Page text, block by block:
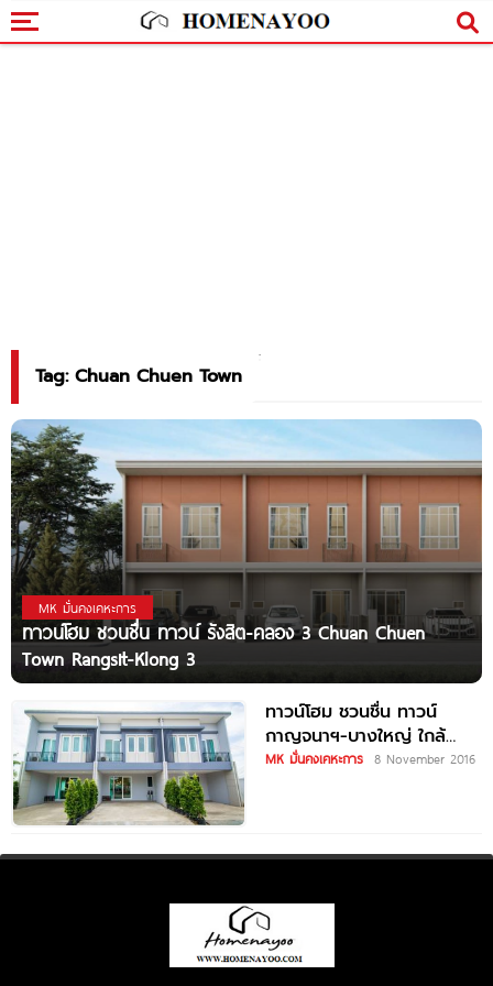
Tag: Chuan Chuen Town
MK มั่นคงเคหะการ
ทาวน์โฮม ชวนชื่น ทาวน์ รังสิต-คลอง 3 Chuan Chuen
Town Rangsit-Klong 3
ทาวน์โฮม ชวนชื่น ทาวน์
กาญจนาฯ-บางใหญ่ ใกล้
รถไฟฟ้า + เซ็นทรัล เวสต์เกต
MK มั่นคงเคหะการ 8 November 2016